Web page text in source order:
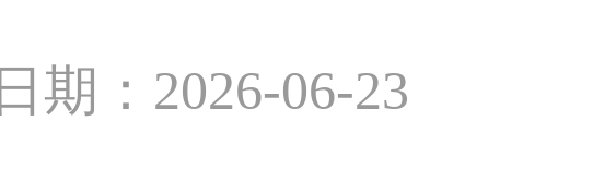
日期：2026-06-23